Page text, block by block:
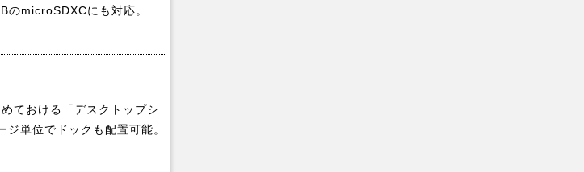
microSDXCにも対応。
ておける「デスクトップシ
単位でドックも配置可能。